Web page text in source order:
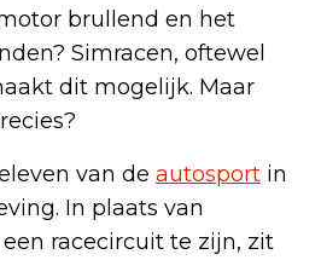
brullend en het
Simracen, oftewel
dit mogelijk. Maar
van de autosport in
In plaats van
racecircuit te zijn, zit